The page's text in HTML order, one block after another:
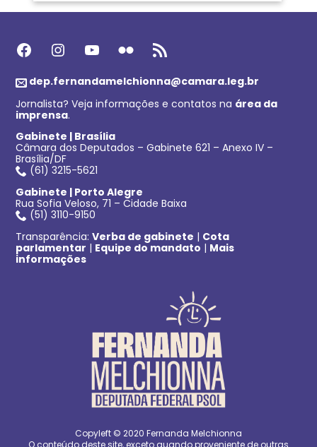
Facebook Instagram Youtube Flickr Feed RSS
dep.fernandamelchionna@camara.leg.br
Jornalista? Veja informações e contatos na área da
imprensa.
Gabinete | Brasília
Câmara dos Deputados – Gabinete 621 – Anexo IV –
Brasília/DF
(61) 3215-5621
Gabinete | Porto Alegre
Rua Sofia Veloso, 71 – Cidade Baixa
(51) 3110-9150
Transparência:Verba de gabinete | Cota
parlamentar | Equipe do mandato | Mais
informações
Copyleft © 2020 Fernanda Melchionna
O conteúdo deste site, exceto quando proveniente de outras